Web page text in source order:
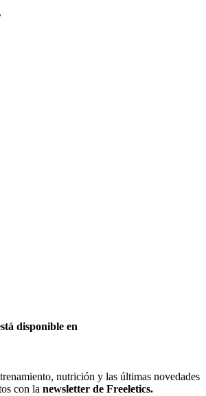
disponible en
nutrición y las últimas novedades
con la newsletter de Freeletics.